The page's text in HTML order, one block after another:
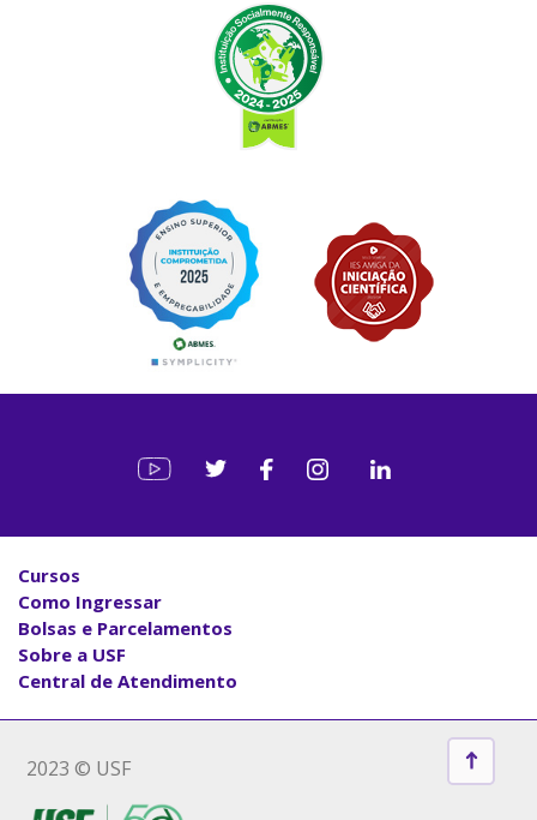
Cursos
Como Ingressar
Bolsas e Parcelamentos
Sobre a USF
Central de Atendimento
2023 © USF